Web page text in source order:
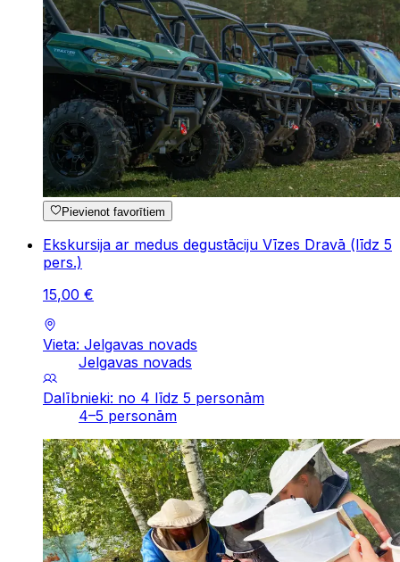
Pievienot favorītiem
Ekskursija ar medus degustāciju Vīzes Dravā (līdz 5
pers.)
15,00 €
Vieta: Jelgavas novads
Jelgavas novads
Dalībnieki: no 4 līdz 5 personām
4–5 personām